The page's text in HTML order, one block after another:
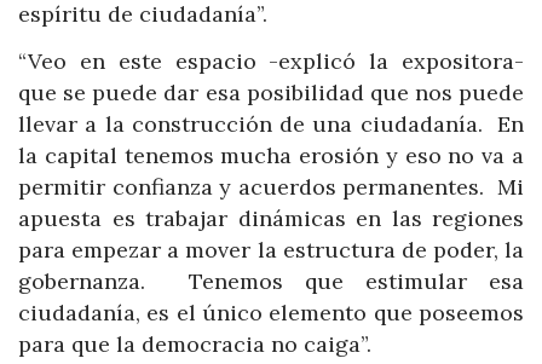
espíritu de ciudadanía”.
“Veo en este espacio -explicó la expositora-
que se puede dar esa posibilidad que nos puede
llevar a la construcción de una ciudadanía. En
la capital tenemos mucha erosión y eso no va a
permitir confianza y acuerdos permanentes. Mi
apuesta es trabajar dinámicas en las regiones
para empezar a mover la estructura de poder, la
gobernanza. Tenemos que estimular esa
ciudadanía, es el único elemento que poseemos
para que la democracia no caiga”.